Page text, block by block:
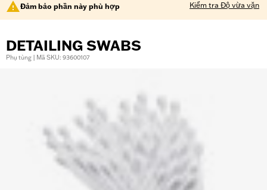
Đảm bảo phần này phù hợp Kiểm tra Độ vừa vặn
DETAILING SWABS
Phụ tùng | Mã SKU: 93600107